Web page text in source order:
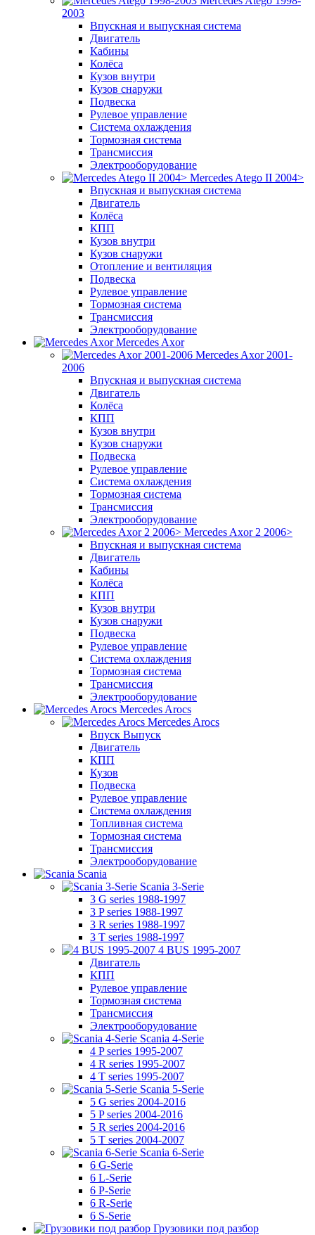
2003
Впускная и выпускная система
Двигатель
Кабины
Колёса
Кузов внутри
Кузов снаружи
Подвеска
Рулевое управление
Система охлаждения
Тормозная система
Трансмиссия
Электрооборудование
Mercedes Atego II 2004>
Впускная и выпускная система
Двигатель
Колёса
КПП
Кузов внутри
Кузов снаружи
Отопление и вентиляция
Подвеска
Рулевое управление
Тормозная система
Трансмиссия
Электрооборудование
Mercedes Axor
Mercedes Axor 2001-
2006
Впускная и выпускная система
Двигатель
Колёса
КПП
Кузов внутри
Кузов снаружи
Подвеска
Рулевое управление
Система охлаждения
Тормозная система
Трансмиссия
Электрооборудование
Mercedes Axor 2 2006>
Впускная и выпускная система
Двигатель
Кабины
Колёса
КПП
Кузов внутри
Кузов снаружи
Подвеска
Рулевое управление
Система охлаждения
Тормозная система
Трансмиссия
Электрооборудование
Mercedes Arocs
Mercedes Arocs
Впуск Выпуск
Двигатель
КПП
Кузов
Подвеска
Рулевое управление
Система охлаждения
Топливная система
Тормозная система
Трансмиссия
Электрооборудование
Scania
Scania 3-Serie
3 G series 1988-1997
3 P series 1988-1997
3 R series 1988-1997
3 T series 1988-1997
4 BUS 1995-2007
Двигатель
КПП
Рулевое управление
Тормозная система
Трансмиссия
Электрооборудование
Scania 4-Serie
4 P series 1995-2007
4 R series 1995-2007
4 T series 1995-2007
Scania 5-Serie
5 G series 2004-2016
5 P series 2004-2016
5 R series 2004-2016
5 T series 2004-2007
Scania 6-Serie
6 G-Serie
6 L-Serie
6 P-Serie
6 R-Serie
6 S-Serie
Грузовики под разбор